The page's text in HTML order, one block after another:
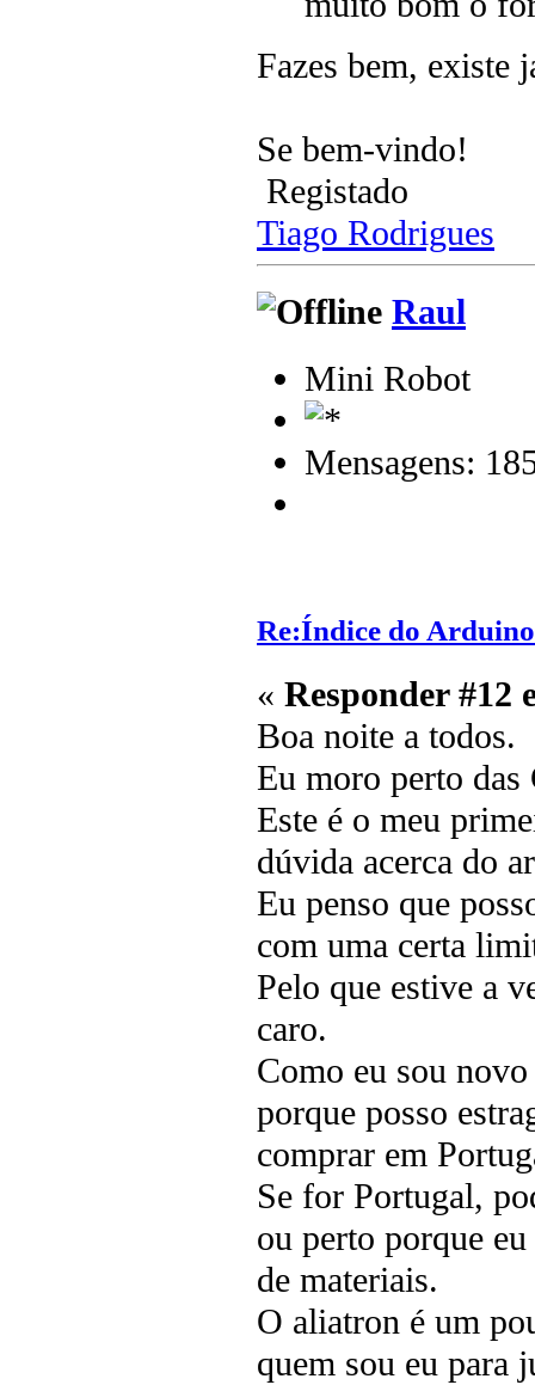
Fazes bem, existe
Se bem-vindo!
Registado
Tiago Rodrigues
Raul
Mini Robot
Mensagens:
Re:Índice do Arduino
« Responder #12
Boa noite a todos.
Eu moro perto das
Este é o meu
dúvida acerca do
Eu penso que
com uma certa
Pelo que estive a
caro.
Como eu sou
porque posso
comprar em
Se for Portugal,
ou perto porque
de materiais.
O aliatron é um
quem sou eu para